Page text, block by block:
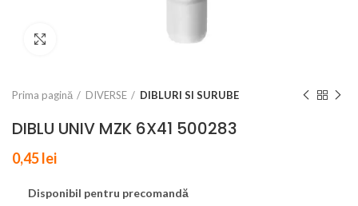
Prima pagină DIVERSE DIBLURI SI SURUBE
DIBLU UNIV MZK 6X41 500283
0,45lei
Disponibil pentru precomandă